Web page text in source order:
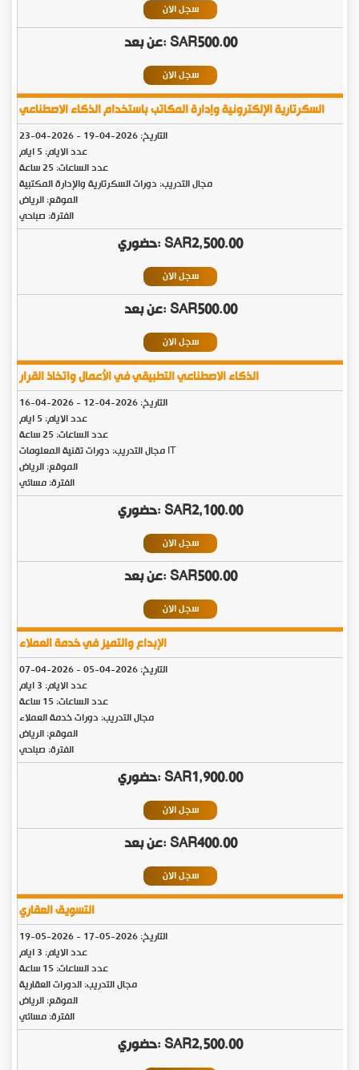
سجل الان
SAR500.00
سجل الان
السكرتارية الإلكترونية وإدارة المكاتب باستخدام الذكاء الاصطناعي
التاريخ:2026-04-19
-
2026-04-23
عدد الايام: 5 ايام
عدد الساعات: 25 ساعة
مجال التدريب: دورات السكرتارية والإدارة المكتبية
الموقع: الرياض
الفترة: صباحي
SAR2,500.00
سجل الان
SAR500.00
سجل الان
الذكاء الاصطناعي التطبيقي في الأعمال واتخاذ القرار
التاريخ:2026-04-12
-
2026-04-16
عدد الايام: 5 ايام
عدد الساعات: 25 ساعة
مجال التدريب: دورات تقنية المعلومات IT
الموقع: الرياض
الفترة: مسائي
SAR2,100.00
سجل الان
SAR500.00
سجل الان
الإبداع والتميز في خدمة العملاء
التاريخ:2026-04-05
-
2026-04-07
عدد الايام: 3 ايام
عدد الساعات: 15 ساعة
مجال التدريب: دورات خدمة العملاء
الموقع: الرياض
الفترة: صباحي
SAR1,900.00
سجل الان
SAR400.00
سجل الان
التسويق العقاري
التاريخ:2026-05-17
-
2026-05-19
عدد الايام: 3 ايام
عدد الساعات: 15 ساعة
مجال التدريب: الدورات العقارية
الموقع: الرياض
الفترة: مسائي
SAR2,500.00